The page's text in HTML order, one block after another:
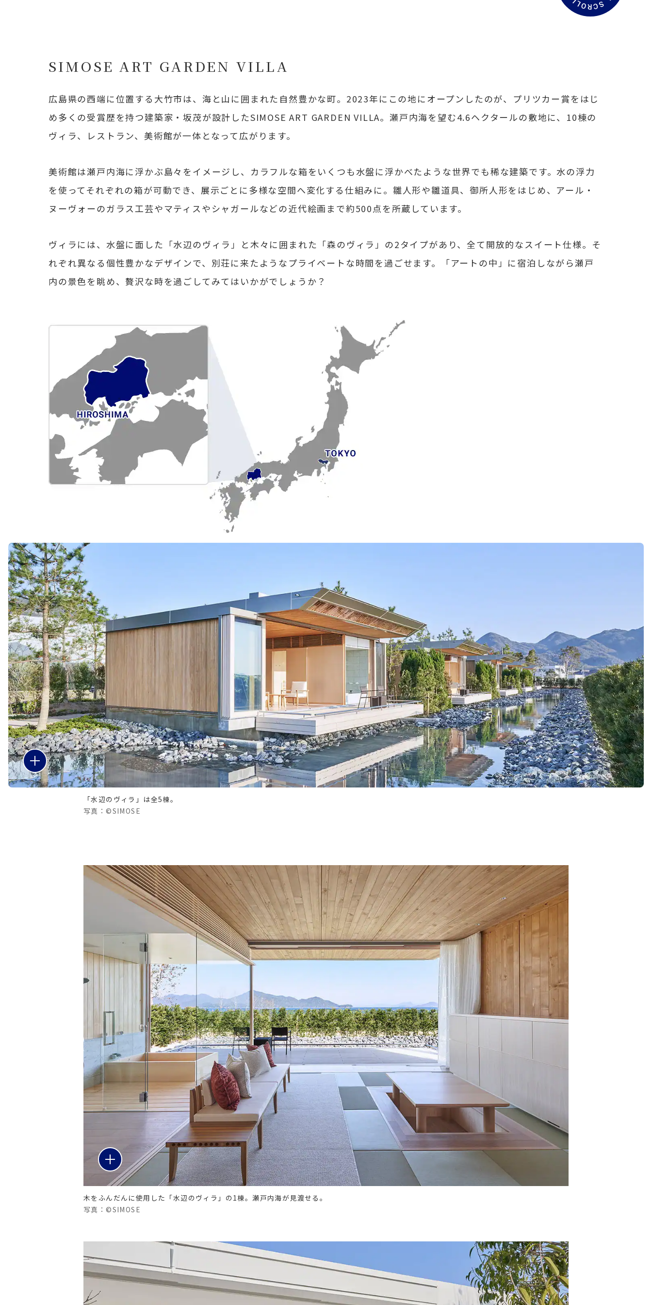
を
読
SIMOSE ART GARDEN VILLA
広島県の西端に位置する大竹市は、海と山に囲まれた自然豊かな町。2023年にこの地にオープンしたのが、プリツカー賞をはじ
め多くの受賞歴を持つ建築家・坂茂が設計したSIMOSE ART GARDEN VILLA。瀬戸内海を望む4.6ヘクタールの敷地に、10棟の
ヴィラ、レストラン、美術館が一体となって広がります。
美術館は瀬戸内海に浮かぶ島々をイメージし、カラフルな箱をいくつも水盤に浮かべたような世界でも稀な建築です。水の浮力
を使ってそれぞれの箱が可動でき、展示ごとに多様な空間へ変化する仕組みに。雛人形や雛道具、御所人形をはじめ、アール・
ヌーヴォーのガラス工芸やマティスやシャガールなどの近代絵画まで約500点を所蔵しています。
ヴィラには、水盤に面した「水辺のヴィラ」と木々に囲まれた「森のヴィラ」の2タイプがあり、全て開放的なスイート仕様。そ
れぞれ異なる個性豊かなデザインで、別荘に来たようなプライベートな時間を過ごせます。「アートの中」に宿泊しながら瀬戸
内の景色を眺め、贅沢な時を過ごしてみてはいかがでしょうか？
「水辺のヴィラ」は全5棟。
写真：©SIMOSE
木をふんだんに使用した「水辺のヴィラ」の1棟。瀬戸内海が見渡せる。
写真：©SIMOSE